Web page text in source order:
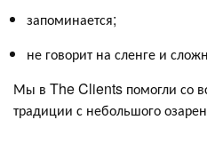
запоминается;
не говорит на сленге и
Мы в The Clients помогли со
традиции с небольшого